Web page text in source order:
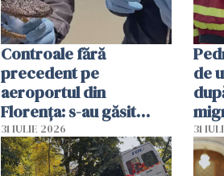
Controale fără
precedent pe
aeroportul din
Florența: s-au găsit
capete de aligator și o
sumă imensă de bani
31 IULIE 2026
de
31